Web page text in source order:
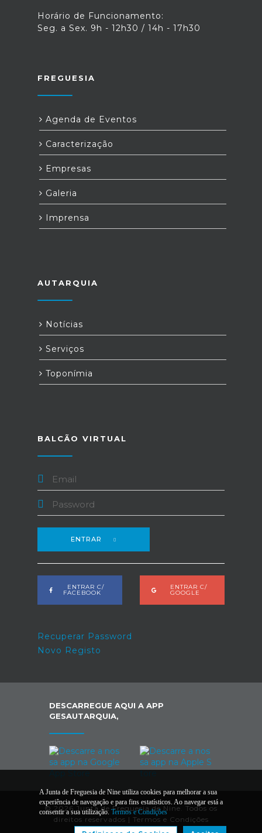
Horário de Funcionamento:
Seg. a Sex. 9h - 12h30 / 14h - 17h30
FREGUESIA
Agenda de Eventos
Caracterização
Empresas
Galeria
Imprensa
AUTARQUIA
Notícias
Serviços
Toponímia
BALCÃO VIRTUAL
ENTRAR
ENTRAR C/
FACEBOOK
ENTRAR C/
GOOGLE
Recuperar Password
Novo Registo
DESCARREGUE AQUI A APP
GESAUTARQUIA,
© 2026 Junta de Freguesia de Nine. Todos os
direitos reservados | Termos e Condições
A Junta de Freguesia de Nine utiliza cookies para melhorar a sua
experiência de navegação e para fins estatísticos. Ao navegar está a
consentir a sua utilização. Termos e Condições